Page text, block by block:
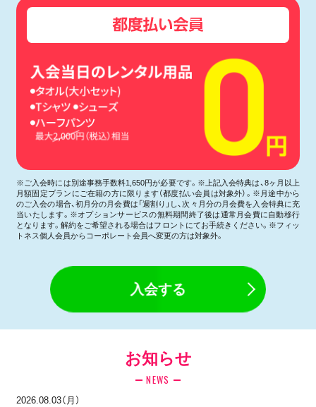
※ご入会時には別途事務手数料1,650円が必要です。※上記入会特典は、8ヶ月以上
月額固定プランにご在籍の方に限ります（都度払い会員は対象外）。※月途中から
のご入会の場合、初月分の月会費は「週割り」し、次々月分の月会費を入会特典に充
当いたします。※オプションサービスの無料期間終了後は通常月会費に自動移行
となります。解約をご希望される場合はフロントにてお手続きください。※フィッ
トネス個人会員からコーポレート会員へ変更の方は対象外。
入会する
お知らせ
NEWS
2026.08.03（月）